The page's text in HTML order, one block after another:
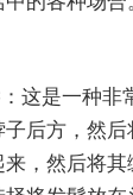
这是一种非
后方，然后
，然后将